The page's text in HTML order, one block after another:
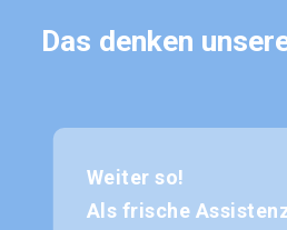
Das denken
Weiter so!
Als frische